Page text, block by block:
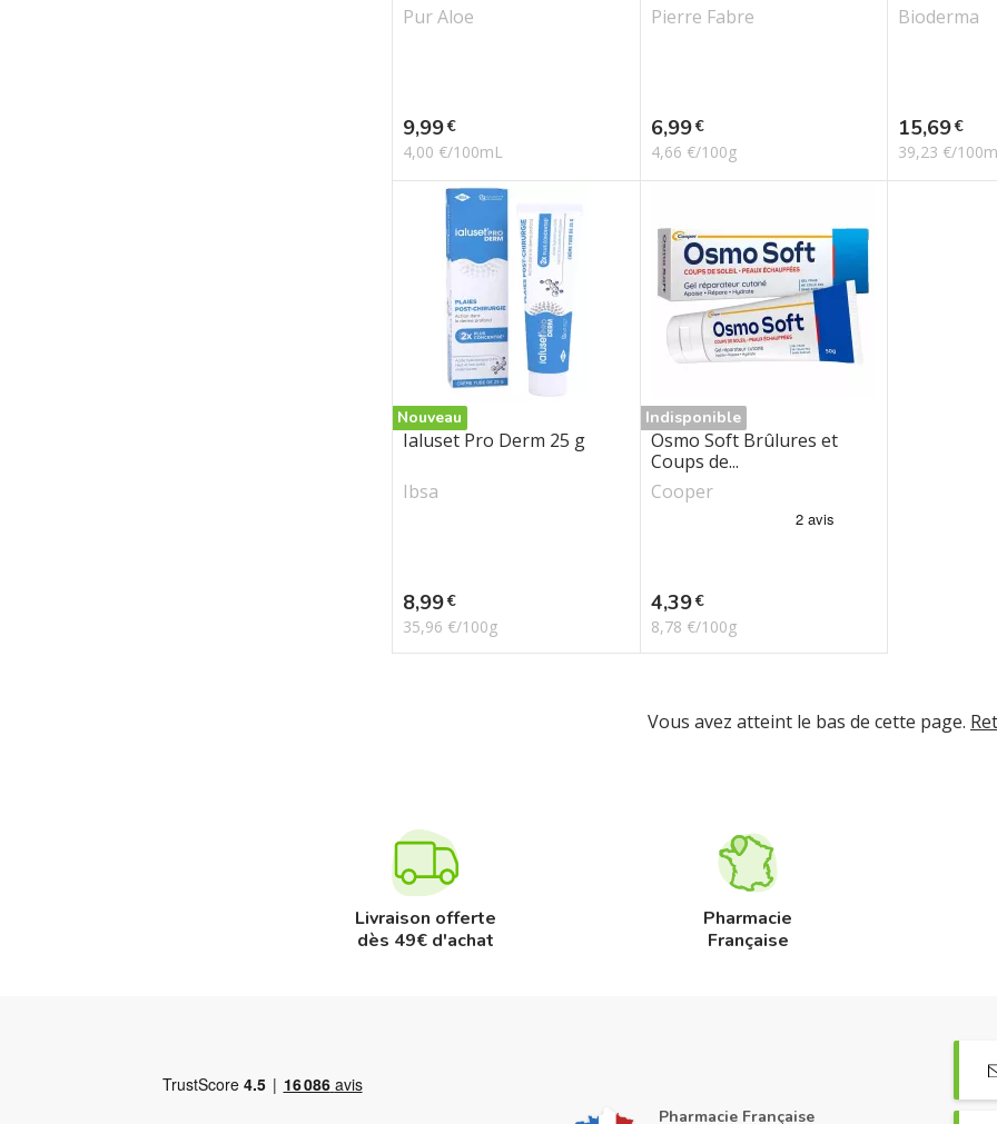
Pur Aloe
Prix
9,99€
4,00 €/100mL
Pierre Fabre
Prix
6,99€
4,66 €/100g
Bioderma
Prix
15,69€
39,23 €/
Nouveau
Ialuset Pro Derm 25 g
Ibsa
Prix
8,99€
35,96 €/100g
Indisponible
Osmo Soft Brûlures et
Coups de...
Cooper
Prix
4,39€
8,78 €/100g
Vous avez atteint le bas de cette page.
Livraison offerte
dès 49€ d'achat
Pharmacie
Française
Pharmacie Française